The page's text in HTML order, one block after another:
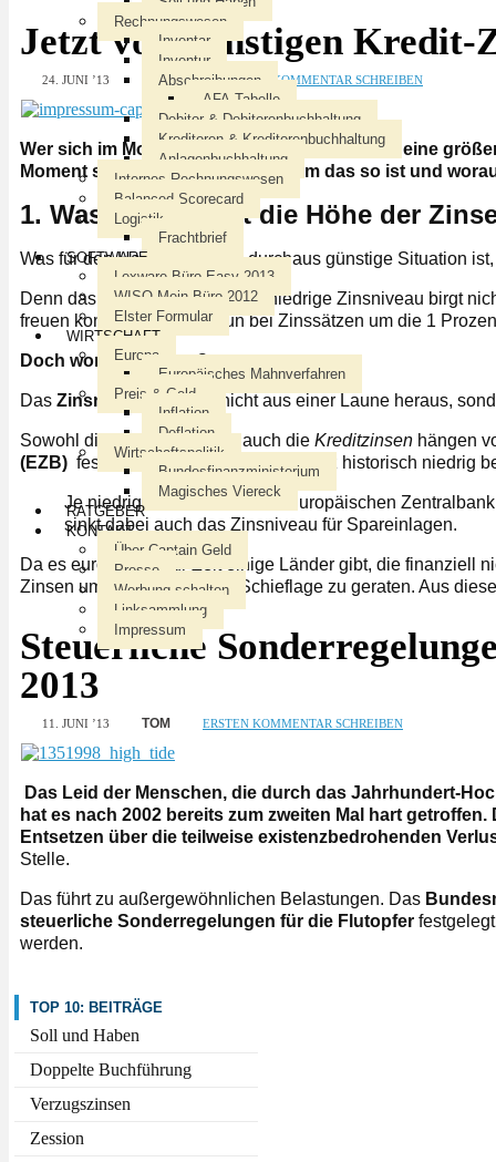
Rechnungswesen
Inventar
Inventur
Abschreibungen
AFA-Tabelle
Debitor & Debitorenbuchhaltung
Kreditoren & Kreditorenbuchhaltung
Anlagenbuchhaltung
Internes Rechnungswesen
Balanced Scorecard
Logistik
Frachtbrief
SOFTWARE
Lexware Büro Easy 2013
WISO Mein Büro 2012
Elster Formular
WIRTSCHAFT
Europa
Europäisches Mahnverfahren
Preis & Geld
Inflation
Deflation
Wirtschaftspolitik
Bundesfinanzministerium
Magisches Viereck
RATGEBER
KONTAKT
Über Captain Geld
Presse
Werbung schalten
Linksammlung
Impressum
Jetzt von günstigen Kredit-
24. JUNI ’13 DANNY ERSTEN KOMMENTAR SCHREIBEN
Wer sich im Moment mit dem Gedanken trägt, eine
Moment sehr gute Chancen. Warum das so ist und
1. Was beeinflusst die Höhe der
Was für den Hausbauer eine durchaus günstige Situation
Denn das momentan historisch niedrige Zinsniveau birgt
freuen konnte, der erhält nun bei Zinssätzen um die 1
Doch woran liegt das?
Das Zinsniveau entsteht nicht aus einer Laune heraus,
Sowohl die als auch die Kreditzinsen hängen
(EZB) fest. Im Moment liegt der Zinssatz historisch niedrig
Je niedriger der Leitzins der Europäischen
sinkt dabei auch das Zinsniveau für Spareinlagen.
Da es europaweit zur Zeit einige Länder gibt, die finanziell
Zinsen um nicht komplett in Schieflage zu geraten. Aus
Steuerliche
2013
11. JUNI ’13 TOM ERSTEN KOMMENTAR SCHREIBEN
Das Leid der Menschen, die durch das Jahrhundert-H
hat es nach 2002 bereits zum zweiten Mal hart
Entsetzen über die teilweise existenzbedrohenden
Stelle.
Das führt zu außergewöhnlichen Belastungen. Das
steuerliche Sonderregelungen für die Flutopfer
werden.
TOP 10: BEITRÄGE
Soll und Haben
Doppelte Buchführung
Verzugszinsen
Zession